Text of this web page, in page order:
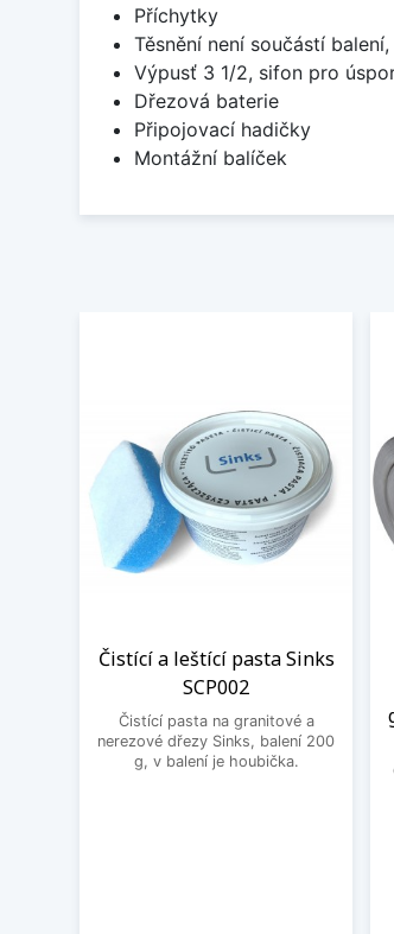
Příchytky
Těsnění není součástí
Výpusť 3 1/2, sifon pro
Dřezová baterie
Připojovací hadičky
Montážní balíček
Čistící a leštící pasta Sinks
SCP002
Čistící pasta na granitové a
nerezové dřezy Sinks, balení 200
g, v balení je houbička.